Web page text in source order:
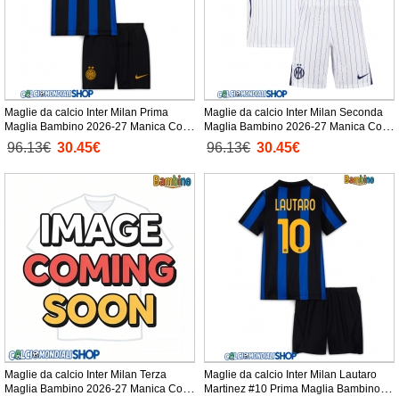
Maglie da calcio Inter Milan Prima
Maglia Bambino 2026-27 Manica Corta
+ Pantaloni corti)
96.13€ 30.45€
Maglie da calcio Inter Milan Seconda
Maglia Bambino 2026-27 Manica Corta
+ Pantaloni corti)
96.13€ 30.45€
Maglie da calcio Inter Milan Terza
Maglia Bambino 2026-27 Manica Corta
Maglie da calcio Inter Milan Lautaro
Martinez #10 Prima Maglia Bambino